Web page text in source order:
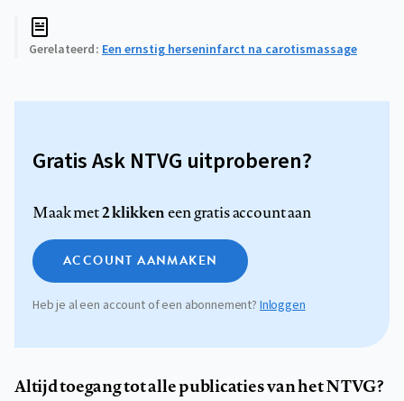
Gerelateerd Een ernstig herseninfarct na carotismassage
Gratis Ask NTVG uitproberen?
Maak met2 klikkeneen gratis account aan
ACCOUNT AANMAKEN
Heb je al een account of een abonnement? Inloggen
Altijd toegang tot alle publicaties van het NTVG?